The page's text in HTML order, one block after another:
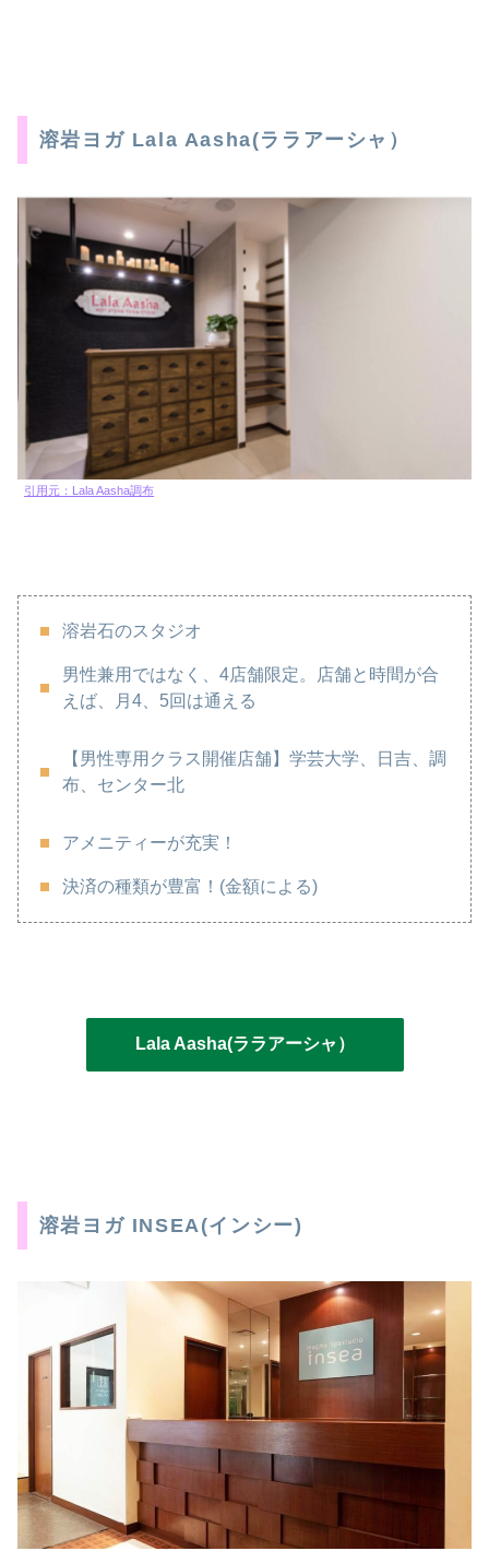
溶岩ヨガ Lala Aasha(ララアーシャ）
引用元：Lala Aasha調布
溶岩石のスタジオ
男性兼用ではなく、4店舗限定。店舗と時間が合
えば、月4、5回は通える
【男性専用クラス開催店舗】学芸大学、日吉、調
布、センター北
アメニティーが充実！
決済の種類が豊富！(金額による)
Lala Aasha(ララアーシャ）
溶岩ヨガ INSEA(インシー)